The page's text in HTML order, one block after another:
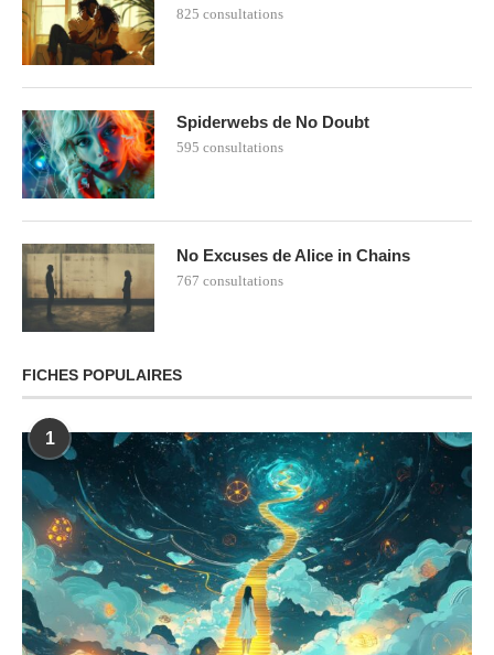
825 consultations
Spiderwebs de No Doubt
595 consultations
No Excuses de Alice in Chains
767 consultations
FICHES POPULAIRES
1